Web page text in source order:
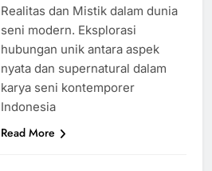
Realitas dan Mistik dalam dunia
seni modern. Eksplorasi
hubungan unik antara aspek
nyata dan supernatural dalam
karya seni kontemporer
Indonesia
Read More